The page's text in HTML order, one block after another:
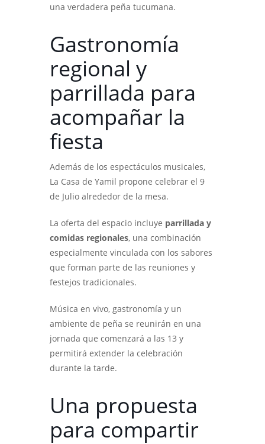
una verdadera peña tucumana.
Gastronomía
regional y
parrillada para
acompañar la
fiesta
Además de los espectáculos musicales,
La Casa de Yamil propone celebrar el 9
de Julio alrededor de la mesa.
La oferta del espacio incluye parrillada y
comidas regionales, una combinación
especialmente vinculada con los sabores
que forman parte de las reuniones y
festejos tradicionales.
Música en vivo, gastronomía y un
ambiente de peña se reunirán en una
jornada que comenzará a las 13 y
permitirá extender la celebración
durante la tarde.
Una propuesta
para compartir